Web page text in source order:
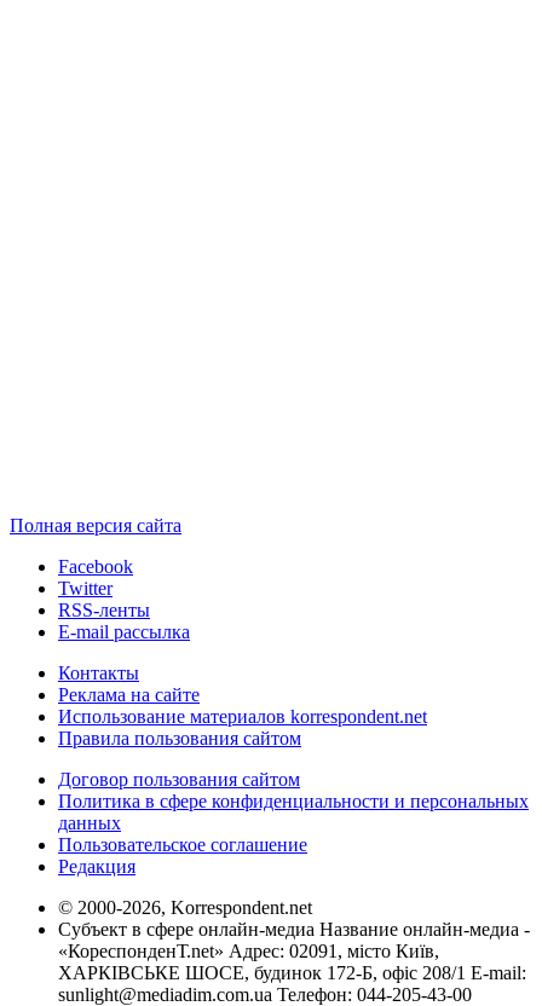
Полная версия сайта
Facebook
Twitter
RSS-ленты
E-mail рассылка
Контакты
Реклама на сайте
Использование материалов korrespondent.net
Правила пользования сайтом
Договор пользования сайтом
Политика в сфере конфиденциальности и персональных
данных
Пользовательское соглашение
Редакция
© 2000-2026, Korrespondent.net
Субъект в сфере онлайн-медиа Название онлайн-медиа -
«КореспонденТ.net» Адрес: 02091, місто Київ,
ХАРКІВСЬКЕ ШОСЕ, будинок 172-Б, офіс 208/1 E-mail:
sunlight@mediadim.com.ua Телефон: 044-205-43-00